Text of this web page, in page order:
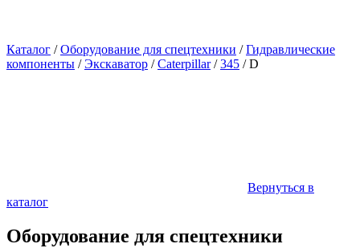
Каталог /Оборудование для спецтехники /Гидравлические
компоненты /Экскаватор /Caterpillar/345 /D
Вернуться в
каталог
Оборудование для спецтехники